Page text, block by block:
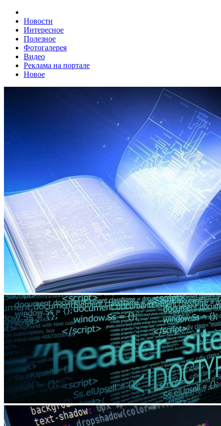
Новости
Интересное
Полезное
Фотогалерея
Видео
Реклама на портале
Новое